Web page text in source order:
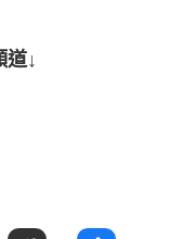
道↓